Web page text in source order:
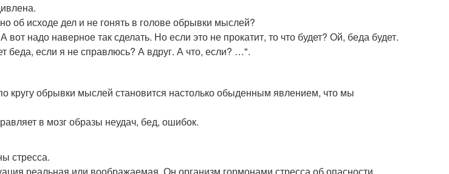
об исходе дел и не гонять в голове обрывки мыслей?
вот надо наверное так сделать. Но если это не прокатит, то что будет? Ой, беда будет.
беда, если я не справлюсь? А вдруг. А что, если? …".
кругу обрывки мыслей становится настолько обыденным явлением, что мы
в мозг образы неудач, бед, ошибок.
стресса.